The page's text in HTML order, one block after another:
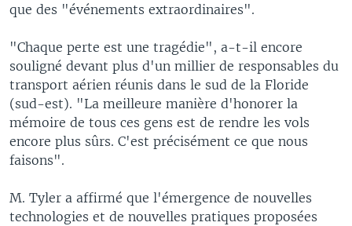
que des "événements extraordinaires".
"Chaque perte est une tragédie", a-t-il encore
souligné devant plus d'un millier de responsables du
transport aérien réunis dans le sud de la Floride
(sud-est). "La meilleure manière d'honorer la
mémoire de tous ces gens est de rendre les vols
encore plus sûrs. C'est précisément ce que nous
faisons".
M. Tyler a affirmé que l'émergence de nouvelles
technologies et de nouvelles pratiques proposées